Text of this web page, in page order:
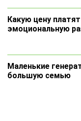
Какую цену
эмоциональную
Маленькие
большую семью